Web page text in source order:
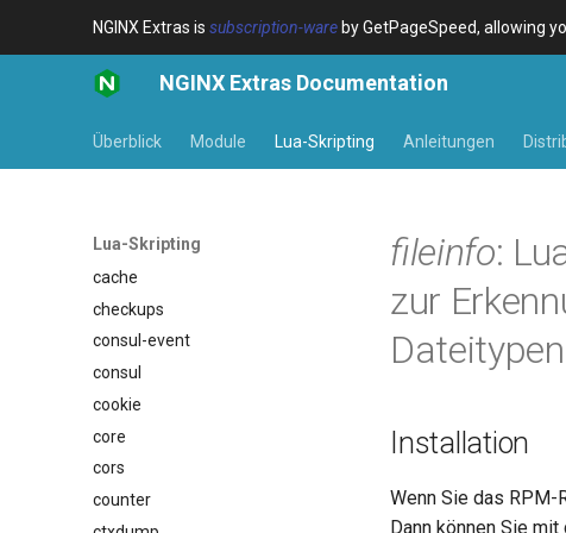
NGINX Extras is subscription-ware by GetPageSpeed, allowing
NGINX Extras Documentation
Überblick Module Lua-Skripting Anleitungen
Lua-Skripting
Überblick
acme
ada
aws-auth
base-encoding
cache
checkups
consul-event
consul
cookie
core
cors
counter
fileinfo:
zur
Installation
Wenn Sie das RPM-
Dann können Sie